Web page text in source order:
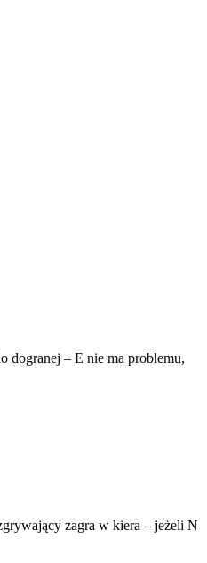
dogranej – E nie ma problemu,
zagra w kiera – jeżeli N